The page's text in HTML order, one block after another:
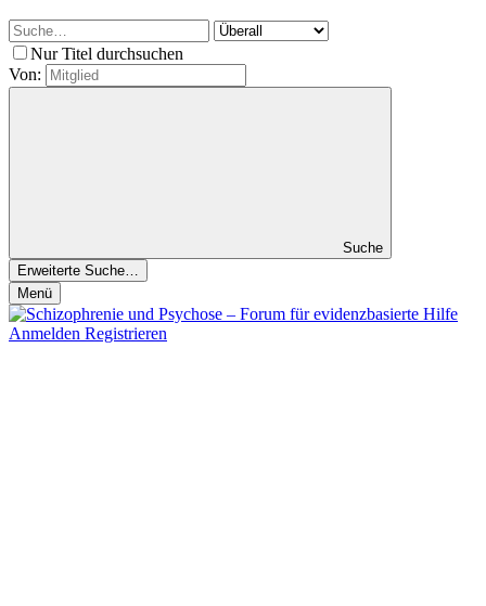
Nur Titel durchsuchen
Von:
Suche
Erweiterte Suche…
Menü
Anmelden Registrieren